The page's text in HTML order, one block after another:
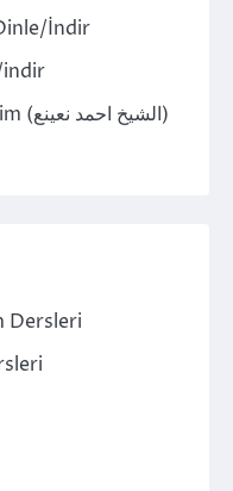
İndir
indir
Ahmed Naina Sure Sure Hatim (الشيخ احمد نعينع)
Dersleri